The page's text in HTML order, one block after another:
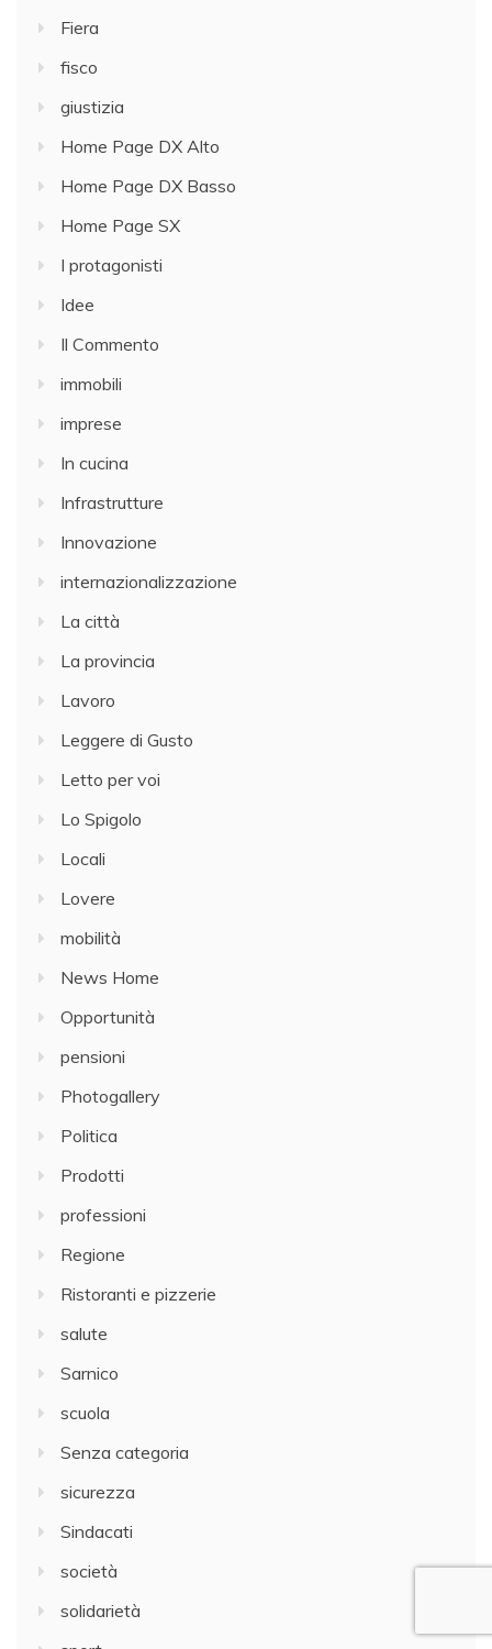
Fiera
fisco
giustizia
Home Page DX Alto
Home Page DX Basso
Home Page SX
I protagonisti
Idee
Il Commento
immobili
imprese
In cucina
Infrastrutture
Innovazione
internazionalizzazione
La città
La provincia
Lavoro
Leggere di Gusto
Letto per voi
Lo Spigolo
Locali
Lovere
mobilità
News Home
Opportunità
pensioni
Photogallery
Politica
Prodotti
professioni
Regione
Ristoranti e pizzerie
salute
Sarnico
scuola
Senza categoria
sicurezza
Sindacati
società
solidarietà